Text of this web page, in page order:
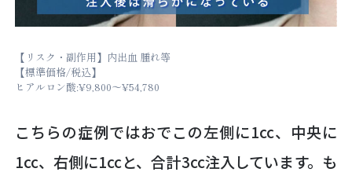
【リスク・副作用】内出血 腫れ等
【標準価格/税込】
ヒアルロン酸:¥9,800～¥54,780
こちらの症例ではおでこの左側に1cc、中央に
1cc、右側に1ccと、合計3cc注入しています。も